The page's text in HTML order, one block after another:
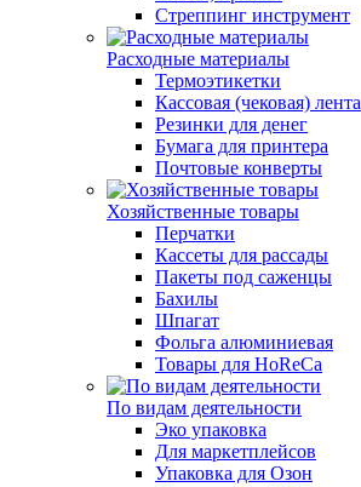
Стреппинг инструмент
Расходные материалы
Термоэтикетки
Кассовая (чековая) лента
Резинки для денег
Бумага для принтера
Почтовые конверты
Хозяйственные товары
Перчатки
Кассеты для рассады
Пакеты под саженцы
Бахилы
Шпагат
Фольга алюминиевая
Товары для HoReCa
По видам деятельности
Эко упаковка
Для маркетплейсов
Упаковка для Озон